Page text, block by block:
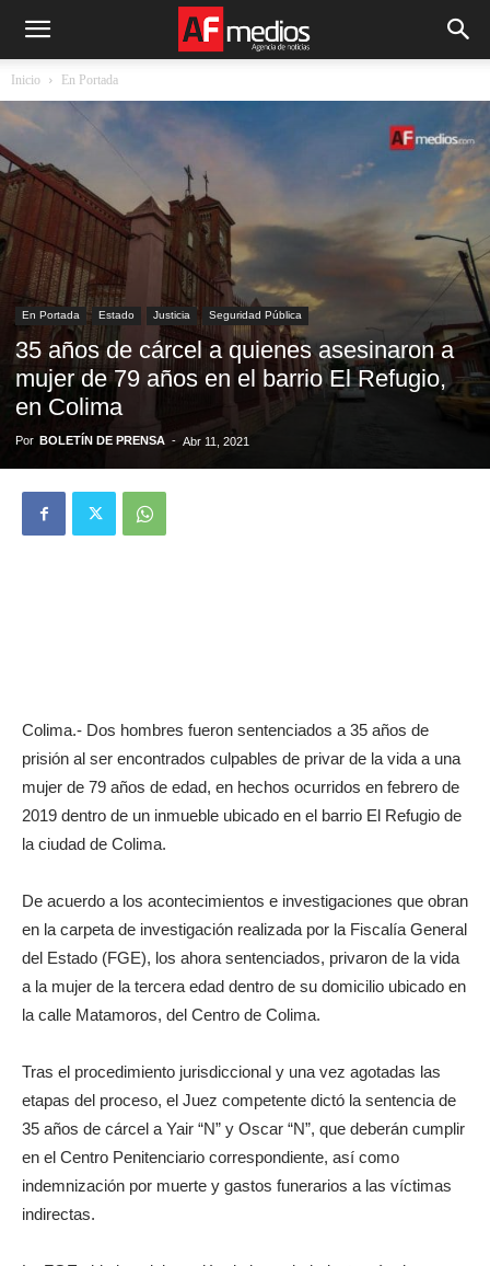
Inicio En Portada
En Portada Estado Justicia Seguridad Pública
35 años de cárcel a quienes asesinaron a
mujer de 79 años en el barrio El Refugio,
en Colima
Por BOLETÍN DE PRENSA - Abr 11, 2021
Colima.- Dos hombres fueron sentenciados a 35 años de
prisión al ser encontrados culpables de privar de la vida a una
mujer de 79 años de edad, en hechos ocurridos en febrero de
2019 dentro de un inmueble ubicado en el barrio El Refugio de
la ciudad de Colima.
De acuerdo a los acontecimientos e investigaciones que obran
en la carpeta de investigación realizada por la Fiscalía General
del Estado (FGE), los ahora sentenciados, privaron de la vida
a la mujer de la tercera edad dentro de su domicilio ubicado en
la calle Matamoros, del Centro de Colima.
Tras el procedimiento jurisdiccional y una vez agotadas las
etapas del proceso, el Juez competente dictó la sentencia de
35 años de cárcel a Yair “N” y Oscar “N”, que deberán cumplir
en el Centro Penitenciario correspondiente, así como
indemnización por muerte y gastos funerarios a las víctimas
indirectas.